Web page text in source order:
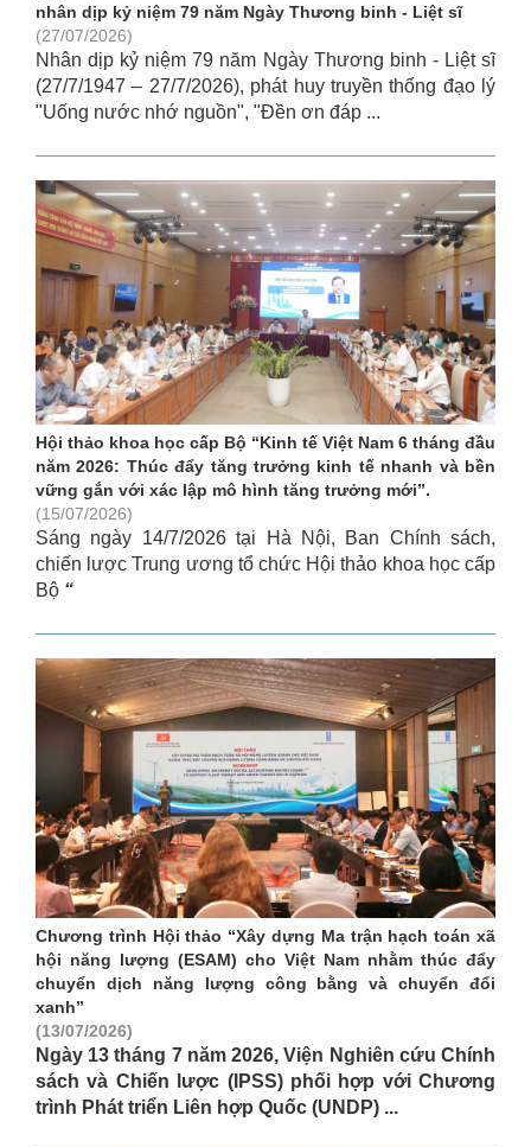
nhân dịp kỷ niệm 79 năm Ngày Thương binh - Liệt sĩ
(27/07/2026)
Nhân dịp kỷ niệm 79 năm Ngày Thương binh - Liệt sĩ
(27/7/1947 – 27/7/2026), phát huy truyền thống đạo lý
"Uống nước nhớ nguồn", "Đền ơn đáp ...
Hội thảo khoa học cấp Bộ “Kinh tế Việt Nam 6 tháng đầu
năm 2026: Thúc đẩy tăng trưởng kinh tế nhanh và bền
vững gắn với xác lập mô hình tăng trưởng mới”.
(15/07/2026)
Sáng ngày 14/7/2026 tại Hà Nội, Ban Chính sách,
chiến lược Trung ương tổ chức Hội thảo khoa học cấp
Bộ “
Chương trình Hội thảo “Xây dựng Ma trận hạch toán xã
hội năng lượng (ESAM) cho Việt Nam nhằm thúc đẩy
chuyển dịch năng lượng công bằng và chuyển đổi
xanh”
(13/07/2026)
Ngày 13 tháng 7 năm 2026, Viện Nghiên cứu Chính
sách và Chiến lược (IPSS) phối hợp với Chương
trình Phát triển Liên hợp Quốc (UNDP) ...